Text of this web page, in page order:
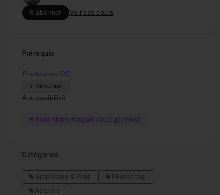
S'abonner Voir ses cours
Prérequis
Photoshop CC
Débutant
Accessibilité
Sous-titres français (autogénérés)
Catégories
Graphisme & Print
Photoshop
Astuces